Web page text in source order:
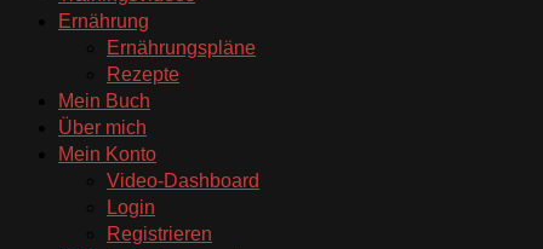
Ernährung
Ernährungspläne
Rezepte
Mein Buch
Über mich
Mein Konto
Video-Dashboard
Login
Registrieren